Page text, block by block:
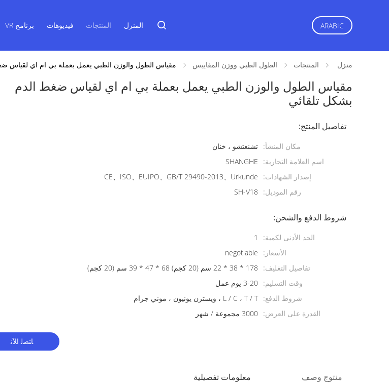
المنزل المنتجات فيديوهات برنامج VR ARABIC
منزل المنتجات الطول الطبي ووزن المقاييس مقياس الطول والوزن الطبي يعمل بعملة بي ام اي لقياس
مقياس الطول والوزن الطبي يعمل بعملة بي ام اي لقياس ضغط الدم
بشكل تلقائي
تفاصيل المنتج:
مكان المنشأ: تشنغتشو ، خنان
اسم العلامة التجارية:
SHANGHE
إصدار الشهادات:
CE、ISO、EUIPO、GB/T 29490-2013、Urkunde
رقم الموديل:
SH-V18
شروط الدفع والشحن:
الحد الأدنى لكمية:
1
الأسعار:
negotiable
تفاصيل التغليف:
178 * 38 * 22 سم (20 كجم) 68 * 47 * 39 سم (20 كجم)
وقت التسليم: 3-20 يوم عمل
شروط الدفع: L / C ، T / T ، ويسترن يونيون ، موني جرام
القدرة على العرض: 3000 مجموعة / شهر
ﺎﺘﺼﻟ ﺍﻶﻧ
معلومات تفصيلية منتوج وصف